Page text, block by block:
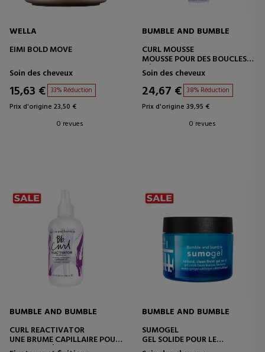
WELLA
EIMI BOLD MOVE
Soin des cheveux
15,63 € 33% Réduction
Prix d'origine 23,50 €
0 revues
BUMBLE AND BUMBLE
CURL MOUSSE
MOUSSE POUR DES BOUCLES
DÉFINIES AVEC DU VOLUME
Soin des cheveux
24,67 € 38% Réduction
Prix d'origine 39,95 €
0 revues
BUMBLE AND BUMBLE
CURL REACTIVATOR
UNE BRUME CAPILLAIRE POUR
BUMBLE AND BUMBLE
SUMOGEL
GEL SOLIDE POUR LE